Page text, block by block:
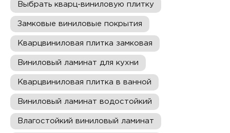
Выбрать кварц-виниловую плитку
Замковые виниловые покрытия
Кварцвиниловая плитка замковая
Виниловый ламинат для кухни
Кварцвиниловая плитка в ванной
Виниловый ламинат водостойкий
Влагостойкий виниловый ламинат